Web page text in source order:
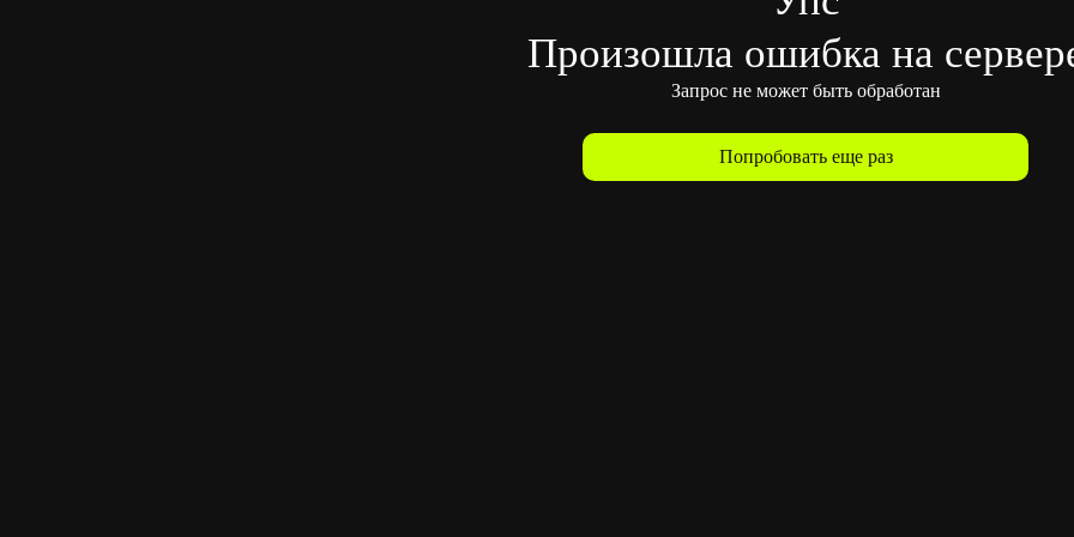
Произошла ошибка на
Запрос не может быть обработан
Попробовать еще раз